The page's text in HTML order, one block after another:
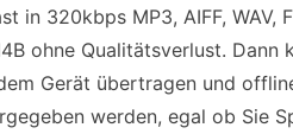
in 320kbps MP3, AIFF, WAV,
ohne Qualitätsverlust. Dann
Gerät übertragen und
werden, egal ob Sie